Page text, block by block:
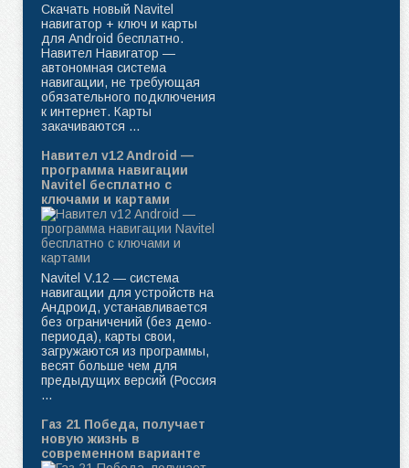
Скачать новый Navitel
навигатор + ключ и карты
для Android бесплатно.
Навител Навигатор —
автономная система
навигации, не требующая
обязательного подключения
к интернет. Карты
закачиваются ...
Навител v12 Android —
программа навигации
Navitel бесплатно с
ключами и картами
Navitel V.12 — система
навигации для устройств на
Андроид, устанавливается
без ограничений (без демо-
периода), карты свои,
загружаются из программы,
весят больше чем для
предыдущих версий (Россия
...
Газ 21 Победа, получает
новую жизнь в
современном варианте